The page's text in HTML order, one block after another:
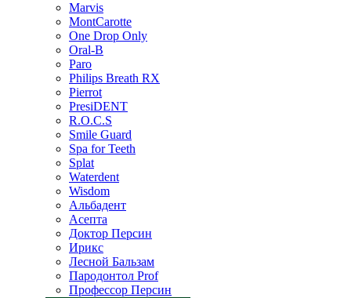
Marvis
MontCarotte
One Drop Only
Oral-B
Paro
Philips Breath RX
Pierrot
PresiDENT
R.O.C.S
Smile Guard
Spa for Teeth
Splat
Waterdent
Wisdom
Альбадент
Асепта
Доктор Персин
Ирикс
Лесной Бальзам
Пародонтол Prof
Профессор Персин